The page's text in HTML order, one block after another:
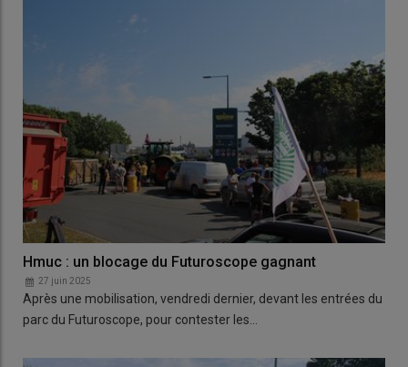
Hmuc : un blocage du Futuroscope gagnant
27 juin 2025
Après une mobilisation, vendredi dernier, devant les entrées du
parc du Futuroscope, pour contester les…